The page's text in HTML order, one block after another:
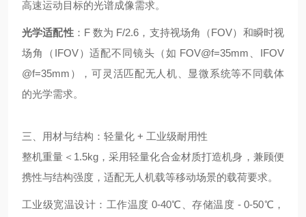
高速运动目标的光谱成像需求。
光学适配性：F 数为 F/2.6，支持视场角（FOV）和瞬时视
场角（IFOV）适配不同镜头（如 FOV@f=35mm、IFOV
@f=35mm），可灵活匹配无人机、显微系统等不同载体
的光学需求。
三、用材与结构：轻量化 + 工业级耐用性
整机重量＜1.5kg，采用轻量化合金材质打造机身，兼顾便
携性与结构强度，适配无人机载等移动场景的载荷要求。
工业级宽温设计：工作温度 0-40℃、存储温度 - 0-50℃，